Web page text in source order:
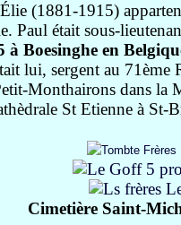
(1881-1915)
Paul était sous-
à Boesinghe en
lui, sergent au 71ème
Monthairons dans la
St Etienne à St-
Cimetière Saint-